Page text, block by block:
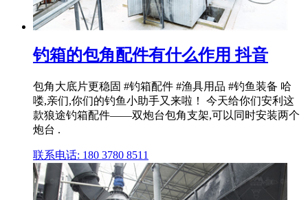
钓箱的包角配件有什么作用 抖音
包角大底片更稳固 #钓箱配件 #渔具用品 #钓鱼装备 哈
喽,亲们,你们的钓鱼小助手又来啦！ 今天给你们安利这
款狼途钓箱配件——双炮台包角支架,可以同时安装两个
炮台 .
联系电话: 180 3780 8511